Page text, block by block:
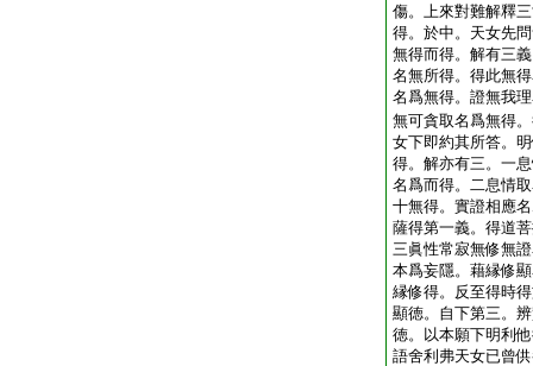
傷。上來對難解釋
得。於中。天女先
無得而得。解有三
名無所得。得此無
名爲無得。證無我
無可貪取名爲無得
女下即約其所答。
得。解亦有三。一
名爲而得。二息情
十無得。實證相應
薩得第一義。得道
三眞性常寂無修無
本爲妄隱。藉縁修
縁修得。反至得時
顯徳。自下第三。
徳。以本願下明利
語舍利弗天女已曾